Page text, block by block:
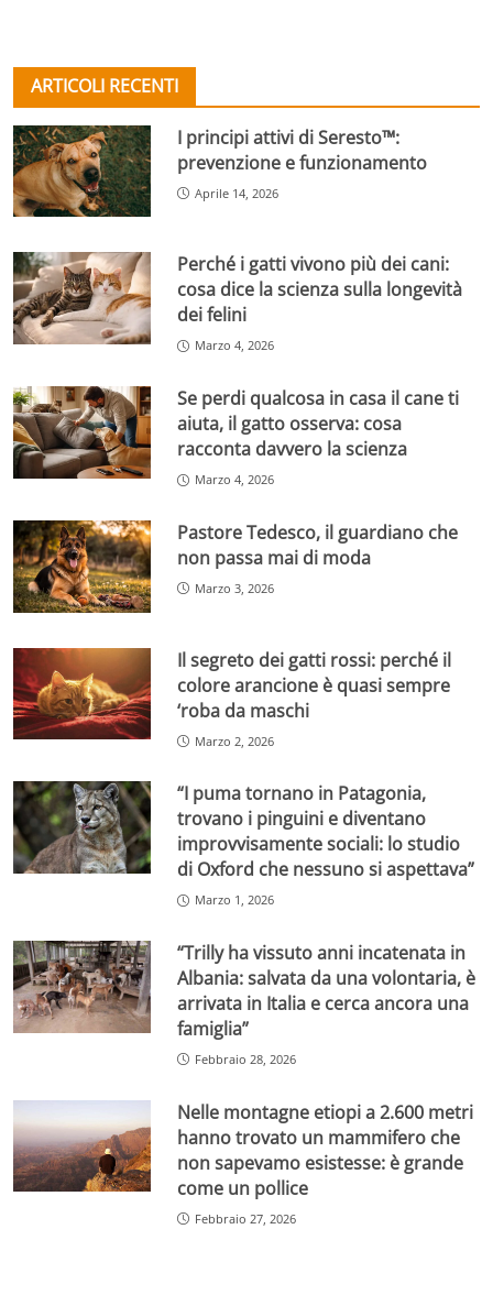
ARTICOLI RECENTI
I principi attivi di Seresto™:
prevenzione e funzionamento
Aprile 14, 2026
Perché i gatti vivono più dei cani:
cosa dice la scienza sulla longevità
dei felini
Marzo 4, 2026
Se perdi qualcosa in casa il cane ti
aiuta, il gatto osserva: cosa
racconta davvero la scienza
Marzo 4, 2026
Pastore Tedesco, il guardiano che
non passa mai di moda
Marzo 3, 2026
Il segreto dei gatti rossi: perché il
colore arancione è quasi sempre
‘roba da maschi
Marzo 2, 2026
“I puma tornano in Patagonia,
trovano i pinguini e diventano
improvvisamente sociali: lo studio
di Oxford che nessuno si aspettava”
Marzo 1, 2026
“Trilly ha vissuto anni incatenata in
Albania: salvata da una volontaria, è
arrivata in Italia e cerca ancora una
famiglia”
Febbraio 28, 2026
Nelle montagne etiopi a 2.600 metri
hanno trovato un mammifero che
non sapevamo esistesse: è grande
come un pollice
Febbraio 27, 2026